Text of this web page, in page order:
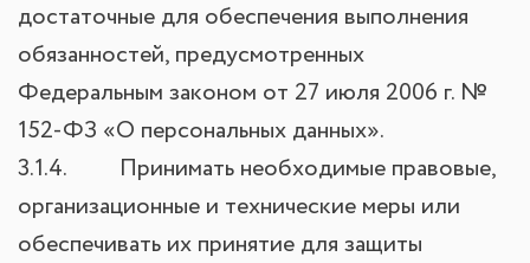
достаточные для обеспечения выполнения
обязанностей, предусмотренных
Федеральным законом от 27 июля 2006 г. №
152-ФЗ «О персональных данных».
3.1.4. Принимать необходимые правовые,
организационные и технические меры или
обеспечивать их принятие для защиты